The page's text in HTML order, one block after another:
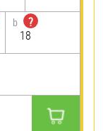
b
?
18